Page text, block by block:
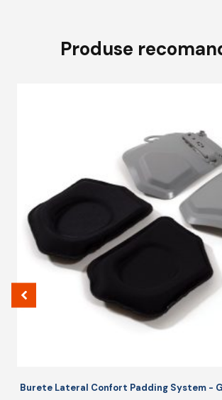
Produse
Burete Lateral Confort Padding System -